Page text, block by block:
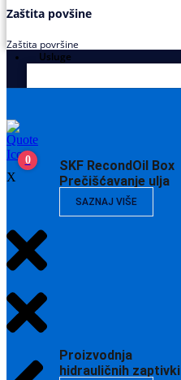
Zaštita povšine
Zaštita površine
Usluge
SKF RecondOil Box
Prečišćavanje ulja
SAZNAJ VIŠE
Proizvodnja
hidrauličnih zaptivki
0
X